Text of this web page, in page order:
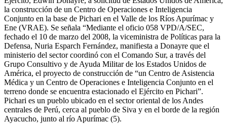
la construcción de un Centro de Operaciones e Inteligencia
Conjunto en la base de Pichari en el Valle de los Ríos Apurímac y
Ene (VRAE). Se señala “Mediante el oficio 058 VPD/A/SEC,
fechado el 10 de marzo del 2008, la viceministra de Políticas para la
Defensa, Nuria Esparch Fernández, manifiesta a Donayre que el
ministerio del sector coordinó con el Comando Sur, a través del
Grupo Consultivo y de Ayuda Militar de los Estados Unidos de
América, el proyecto de construcción de “un Centro de Asistencia
Médica y un Centro de Operaciones e Inteligencia Conjunto en el
terreno donde se encuentra estacionado el Ejército en Pichari”.
Pichari es un pueblo ubicado en el sector oriental de los Andes
centrales de Perú, cerca al pueblo de Siva y en el borde de la región
Ayacucho, junto al río Apurímac (5).